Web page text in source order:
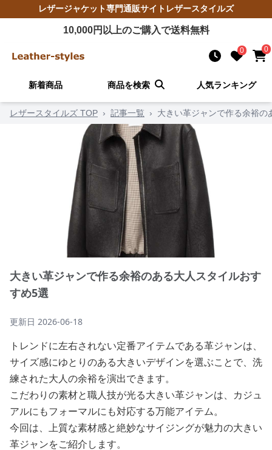
レザージャケット専門通販サイト レザースタイルズ
10,000円以上のご購入で送料無料
0 0
新着商品 商品を検索 人気ランキング
レザースタイルズ TOP › 記事一覧 › 大きい革ジャンで作る余裕
大きい革ジャンで作る余裕のある大人スタイルおす
すめ5選
更新日 2026-06-18
トレンドに左右されない定番アイテムである革ジャンは、
サイズ感にゆとりのある大きいデザインを選ぶことで、洗
練された大人の余裕を演出できます。
こだわりの素材と職人技が光る大きい革ジャンは、カジュ
アルにもフォーマルにも対応する万能アイテム。
今回は、上質な素材感と絶妙なサイジングが魅力の大きい
革ジャンをご紹介します。